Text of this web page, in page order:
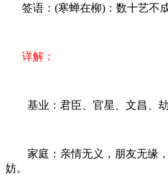
签语：(寒蝉在柳)：数十艺不
详解：
基业：君臣、官星、文昌、劫
家庭：亲情无义，朋友无缘，
妨。